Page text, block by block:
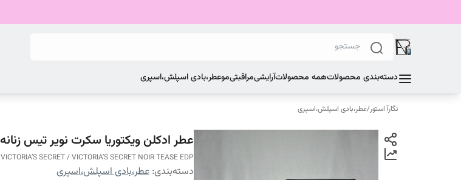
دسته‌بندی محصولاتهمه محصولاتآرایشیمراقبتیموعطر،بادی اسپلش،اسپری
نگارآ استور/عطر،بادی اسپلش،اسپری
عطر ادکلن ویکتوریا سکرت نویر تیس زنانه
VICTORIA’S SECRET / VICTORIA’S SECRET NOIR TEASE EDP
دسته‌بندی: عطر،بادی اسپلش،اسپری